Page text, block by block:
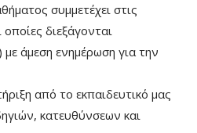
συμμετέχει στις
οποίες διεξάγονται
με άμεση ενημέρωση για την
από το εκπαιδευτικό μας
κατευθύνσεων και